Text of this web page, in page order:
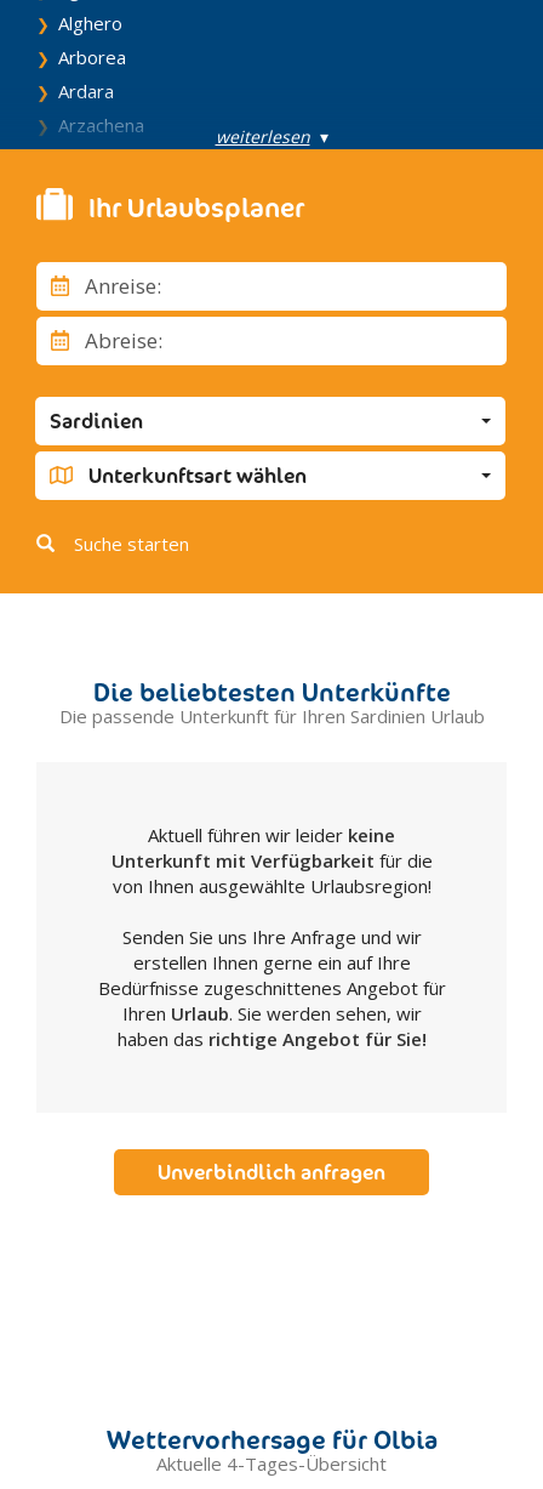
Alghero
Arborea
Ardara
Arzachena
Barumini
Benetutti
Bonorva
Bosa
Budoni
Cagliari
Calasetta
Carbonia
Carloforte
Castelsardo
Codrongianos
Dolianova
Gavoi
Guspini
Maddalena
Luogosanto
Macomer
Mamoiada
weiterlesen▾
Ihr Urlaubsplaner
Anreise:
Abreise:
Sardinien
Unterkunftsart wählen
Suche starten
Die beliebtesten Unterkünfte
Die passende Unterkunft für Ihren Sardinien Urlaub
Aktuell führen wir leider keine
Unterkunft mit Verfügbarkeit für die
von Ihnen ausgewählte Urlaubsregion!
Senden Sie uns Ihre Anfrage und wir
erstellen Ihnen gerne ein auf Ihre
Bedürfnisse zugeschnittenes Angebot für
Ihren Urlaub. Sie werden sehen, wir
haben das richtige Angebot für Sie!
Unverbindlich anfragen
Wettervorhersage für Olbia
Aktuelle 4-Tages-Übersicht